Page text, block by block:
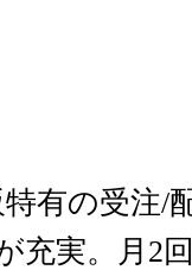
有の受注/
充実。月2